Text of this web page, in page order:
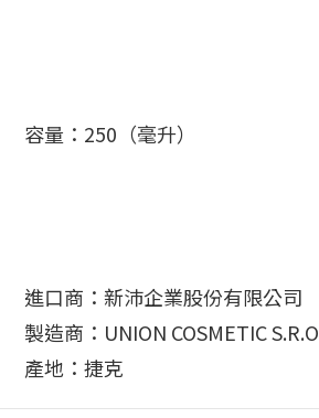
容量：250（毫升）
進口商：新沛企業股份有限公司
製造商：UNION COSMETIC S.R.O
產地：捷克